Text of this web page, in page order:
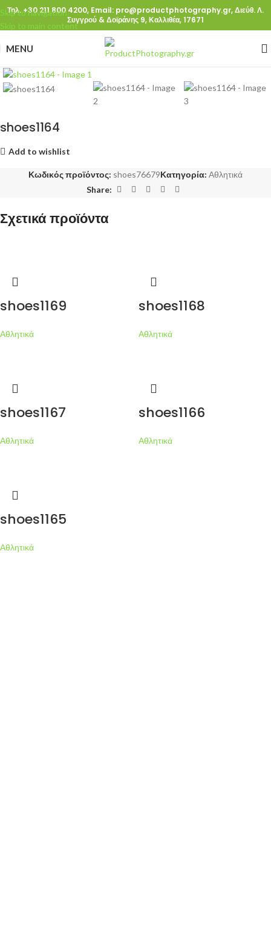
Skip to navigation
Skip to main content
Τηλ. +30 211 800 4200, Email: pro@productphotography.gr,Διεύθ. Λ.
Συγγρού & Δοϊράνης 9, Καλλιθέα, 17671
MENU
shoes1164
Add to wishlist
Κωδικός προϊόντος: shoes76679Κατηγορία: Αθλητικά
Share:
Σχετικά προϊόντα
shoes1169
Αθλητικά
shoes1168
Αθλητικά
shoes1167
Αθλητικά
shoes1166
Αθλητικά
shoes1165
Αθλητικά